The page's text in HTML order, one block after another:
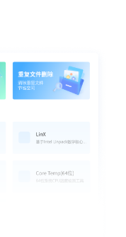
各种常见的打